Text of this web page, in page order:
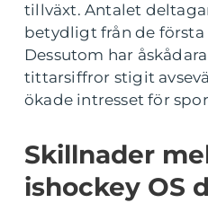
tillväxt. Antalet
betydligt från de första
Dessutom har
tittarsiffror stigit
ökade intresset för
Skillnader
ishockey OS